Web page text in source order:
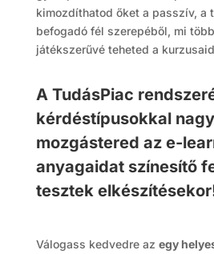
kimozdíthatod őket a passzív, a
befogadó fél szerepéből, mi
játékszerűvé teheted a
A TudásPiac
kérdéstípusokkal
mozgástered az e-
anyagaidat színesítő
tesztek
Válogass kedvedre az egy